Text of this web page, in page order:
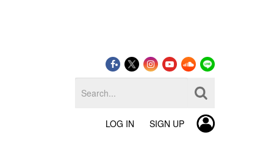
LOG IN SIGN UP